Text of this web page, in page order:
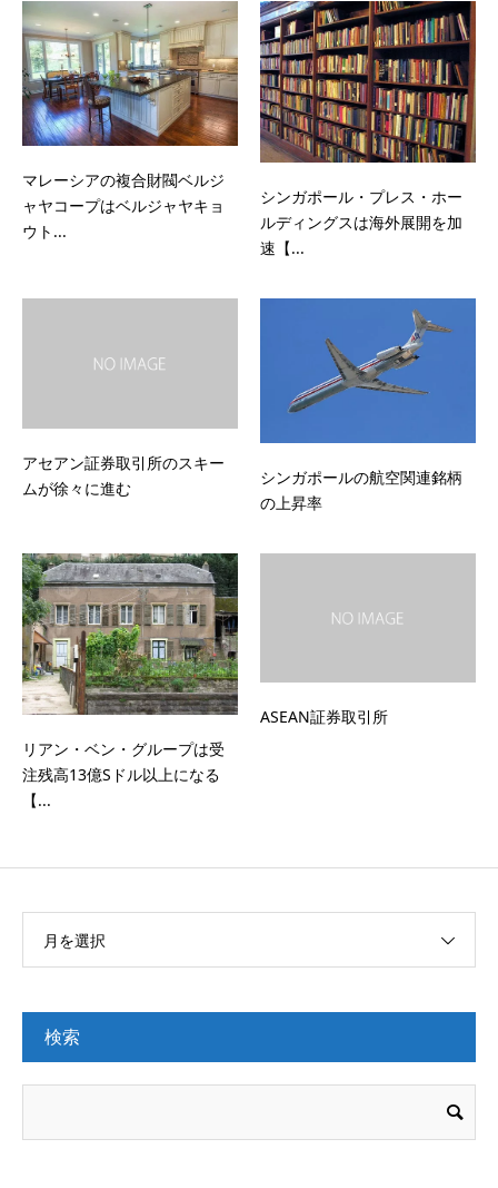
マレーシアの複合財閥ベルジ
ャヤコープはベルジャヤキョ
ウト...
シンガポール・プレス・ホー
ルディングスは海外展開を加
速【...
アセアン証券取引所のスキー
ムが徐々に進む
シンガポールの航空関連銘柄
の上昇率
リアン・ベン・グループは受
注残高13億Sドル以上になる
【...
ASEAN証券取引所
月を選択
検索